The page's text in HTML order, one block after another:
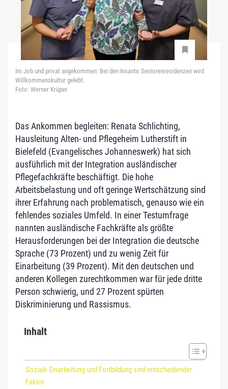
Im Job und privat angekommen: Bei den Insanto Seniorenresidenzen wird
Willkommenskultur gelebt.
Foto: Werner Krüper
Das Ankommen begleiten: Renata Schlichting,
Hausleitung Alten- und Pflegeheim Lutherstift in
Bielefeld (Evangelisches Johanneswerk) hat sich
ausführlich mit der Integration ausländischer
Pflegefachkräfte beschäftigt. Die hohe
Arbeitsbelastung und oft geringe Wertschätzung sind
ihrer Erfahrung nach problematisch, genauso wie ein
fehlendes soziales Umfeld. In einer Testumfrage
nannten ausländische Fachkräfte als größte
Herausforderungen bei der Integration die deutsche
Sprache (73 Prozent) und zu wenig Zeit für
Einarbeitung (39 Prozent). Mit den deutschen und
anderen Kollegen zurechtkommen war für jede dritte
Person schwierig, und 27 Prozent spürten
Diskriminierung und Rassismus.
Inhalt
Soziale Einarbeitung und Fortbildung sind entscheidender
Faktor